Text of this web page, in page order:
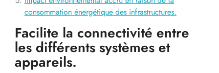
consommation énergétique des infrastructures.
Facilite la connectivité entre
les différents systèmes et
appareils.